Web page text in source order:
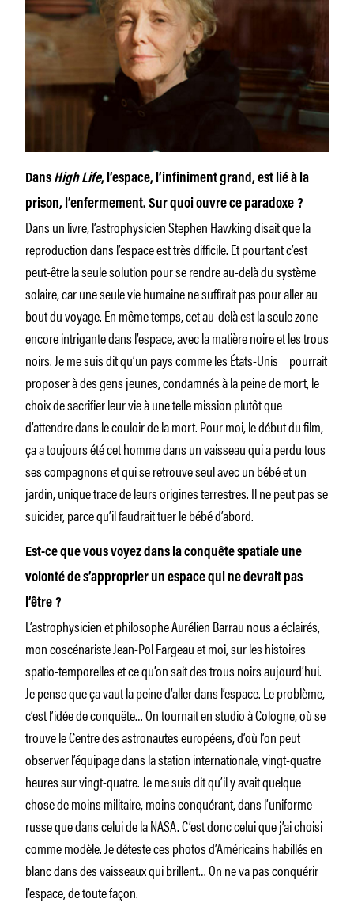
Dans High Life, l’espace, l’infiniment grand, est lié à la
prison, l’enfermement. Sur quoi ouvre ce paradoxe ?
Dans un livre, l’astrophysicien Stephen Hawking disait que la
reproduction dans l’espace est très difficile. Et pourtant c’est
peut-être la seule solution pour se rendre au-delà du système
solaire, car une seule vie humaine ne suffirait pas pour aller au
bout du voyage. En même temps, cet au-delà est la seule zone
encore intrigante dans l’espace, avec la matière noire et les trous
noirs. Je me suis dit qu’un pays comme les États-Unis pourrait
proposer à des gens jeunes, condamnés à la peine de mort, le
choix de sacrifier leur vie à une telle mission plutôt que
d’attendre dans le couloir de la mort. Pour moi, le début du film,
ça a toujours été cet homme dans un vaisseau qui a perdu tous
ses compagnons et qui se retrouve seul avec un bébé et un
jardin, unique trace de leurs origines terrestres. Il ne peut pas se
suicider, parce qu’il faudrait tuer le bébé d’abord.
Est-ce que vous voyez dans la conquête spatiale une
volonté de s’approprier un espace qui ne devrait pas
l’être ?
L’astrophysicien et philosophe Aurélien Barrau nous a éclairés,
mon coscénariste Jean-Pol Fargeau et moi, sur les histoires
spatio-temporelles et ce qu’on sait des trous noirs aujourd’hui.
Je pense que ça vaut la peine d’aller dans l’espace. Le problème,
c’est l’idée de conquête… On tournait en studio à Cologne, où se
trouve le Centre des astronautes européens, d’où l’on peut
observer l’équipage dans la station internationale, vingt-quatre
heures sur vingt-quatre. Je me suis dit qu’il y avait quelque
chose de moins militaire, moins conquérant, dans l’uniforme
russe que dans celui de la NASA. C’est donc celui que j’ai choisi
comme modèle. Je déteste ces photos d’Américains habillés en
blanc dans des vaisseaux qui brillent… On ne va pas conquérir
l’espace, de toute façon.